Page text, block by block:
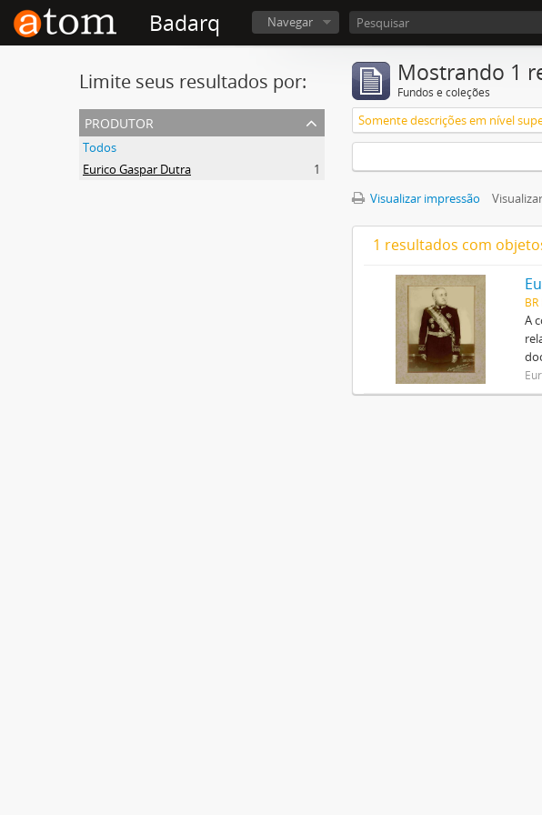
Badarq Navegar
Limite seus resultados por:
produtor
Todos
Eurico Gaspar Dutra
1
Mostrando 1
Fundos e coleções
Somente descrições em nível
Visualizar impressão
1 resultados com
BR
A